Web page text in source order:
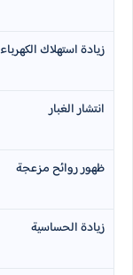
زيادة استهلاك الكهرباء
انتشار الغبار
ظهور روائح مزعجة
زيادة الحساسية